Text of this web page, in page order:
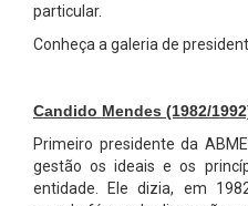
particular.
Conheça a galeria de
Candido Mendes (1982/
Primeiro presidente da
gestão os ideais e os
entidade. Ele dizia, em